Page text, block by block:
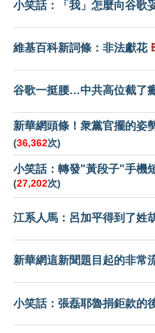
小笑話：「我」怎麼向谷歌
維基百科新詞條：非法獻花
谷歌一挺腰…中共高位截了
新華網頭條！衆黨官擺的姿
(36,362次)
小笑話：轉發"黃段子"手機
(27,202次)
江系人馬：呂加平得到了姓
新華網這新聞題目起的非常
小笑話：張磊耶魯捐鉅款的